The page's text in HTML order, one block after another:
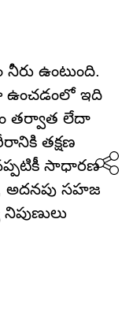
ఉంటుంది.
ఉంచడంలో ఇది
తర్వాత లేదా
తక్షణ
సాధారణ
అదనపు సహజ